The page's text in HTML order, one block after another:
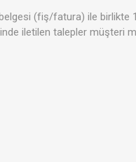
belgesi (fiş/fatura) ile birlikte
iletilen talepler müşteri